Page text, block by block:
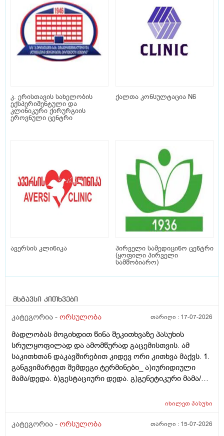
კ. ერისთავის სახელობის
ექსპერიმენტული და
კლინიკური ქირურგიის
ეროვნული ცენტრი
ქალთა კონსულტაცია N6
ავერსის კლინიკა
პირველი სამედიცინო ცენტრი
(ყოფილი პირველი
სამშობიარო)
მსგავსი კითხვები
კატეგორია - ორსულობა თარიღი : 17-07-2026
მადლობას მოგიხდით წინა შეკითხვაზე პასუხის
სრულყოფილად და ამომწურად გაცემისთვის. ამ
საკითხთან დაკავშირებით კიდევ ორი კითხვა მაქვს. 1.
განგვიმარტეთ შემდეგი ტერმინები_ ა)იურიდიული
მამა/დედა. ბ)გესტაციური დედა. გ)გენეტიკური მამა/
კიდევ_მსოფლიოს მრავალ ქვეყანაში აქტიურად
თუ ხელოვნური განაყოფიერების ცენტრებში მომუშავე
იხილეთპასუხი
კატეგორია - ორსულობა თარიღი : 15-07-2026